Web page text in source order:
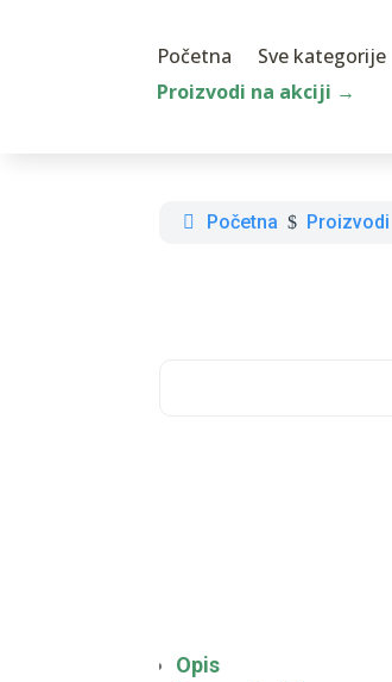
Početna Sve kategorije
Proizvodi na akciji →
Početna $ Proizvodi
Opis